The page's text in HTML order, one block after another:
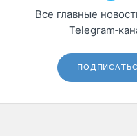
Все главные